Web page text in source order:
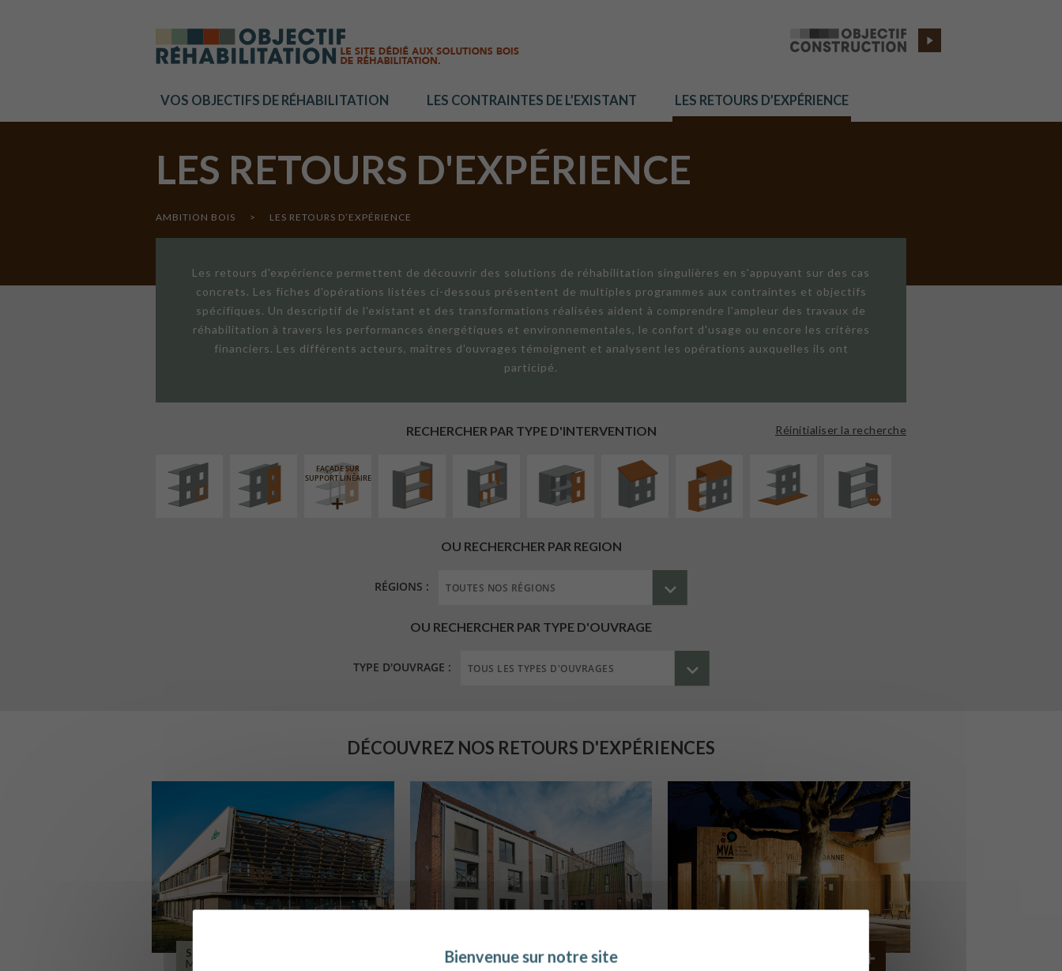
VOS OBJECTIFS DE RÉHABILITATION LES CONTRAINTES DE L’EXISTANT LES RETOURS D’EXPÉRIENCE
LES RETOURS D'EXPÉRIENCE
AMBITION BOIS > LES RETOURS D’EXPÉRIENCE
Les retours d'expérience permettent de découvrir des solutions de réhabilitation singulières en s'appuyant sur des cas
concrets. Les fiches d'opérations listées ci-dessous présentent de multiples programmes aux contraintes et objectifs
spécifiques. Un descriptif de l'existant et des transformations réalisées aident à comprendre l'ampleur des travaux de
réhabilitation à travers les performances énergétiques et environnementales, le confort d'usage ou encore les critères
financiers. Les différents acteurs, maîtres d'ouvrages témoignent et analysent les opérations auxquelles ils ont
participé.
RECHERCHER PAR TYPE D'INTERVENTION Réinitialiser la recherche
ISOLATION
FAÇADE SUR
SUPPORT LINÉAIRE
INTÉRIEURE
OU RECHERCHER PAR REGION
RÉGIONS :
OU RECHERCHER PAR TYPE D'OUVRAGE
TYPE D'OUVRAGE :
DÉCOUVREZ NOS RETOURS D'EXPÉRIENCES
SIÈGE DE L’ONF
METZ
LOG. JEUNES TRAVAILLEURS
LA BASSEE